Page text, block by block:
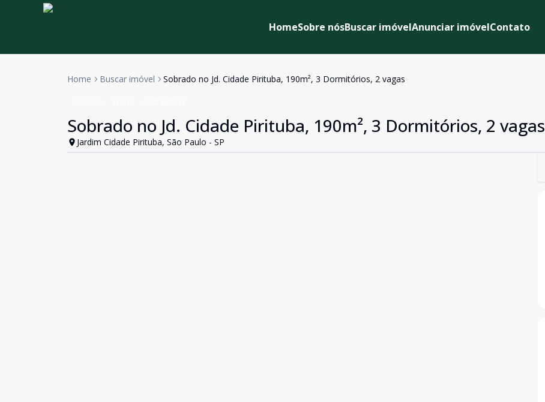
HomeSobre nósBuscar imóvelAnunciar imóvelContato
Home Buscar imóvel Sobrado no Jd. Cidade Pirituba, 190m², 3 Dormitórios, 2 vagas
Sobrado no Jd. Cidade Pirituba, 190m², 3 Dormitórios, 2 vagas
Jardim Cidade Pirituba, São Paulo - SP